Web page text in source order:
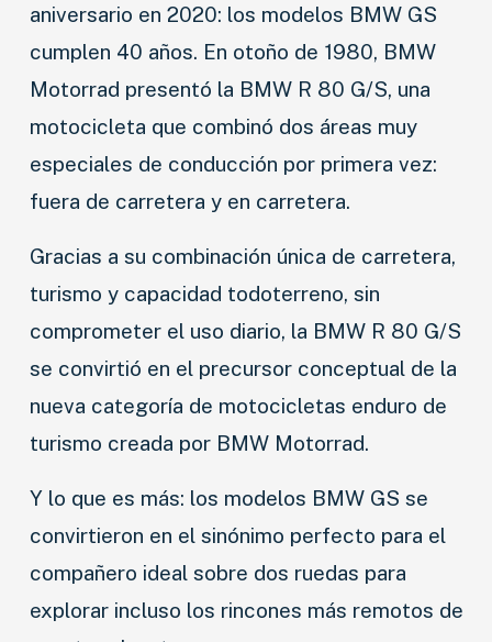
aniversario en 2020: los modelos BMW GS
cumplen 40 años. En otoño de 1980, BMW
Motorrad presentó la BMW R 80 G/S, una
motocicleta que combinó dos áreas muy
especiales de conducción por primera vez:
fuera de carretera y en carretera.
Gracias a su combinación única de carretera,
turismo y capacidad todoterreno, sin
comprometer el uso diario, la BMW R 80 G/S
se convirtió en el precursor conceptual de la
nueva categoría de motocicletas enduro de
turismo creada por BMW Motorrad.
Y lo que es más: los modelos BMW GS se
convirtieron en el sinónimo perfecto para el
compañero ideal sobre dos ruedas para
explorar incluso los rincones más remotos de